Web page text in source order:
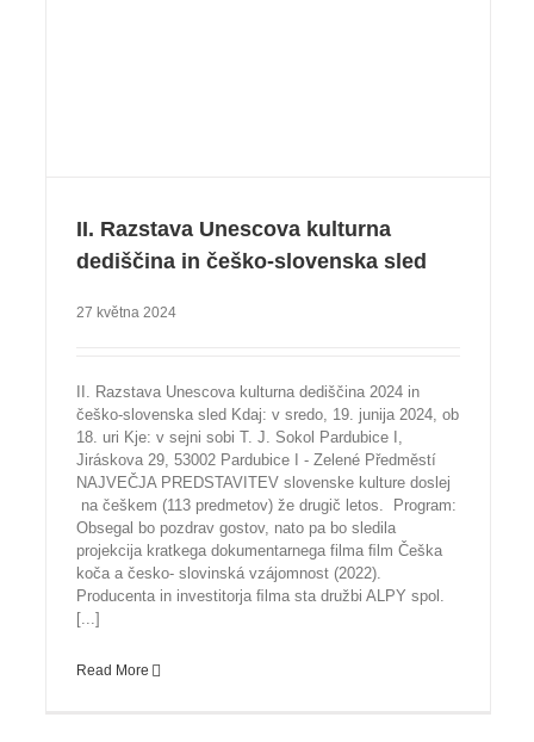
II. Razstava Unescova kulturna
dediščina in češko-slovenska sled
27 května 2024
II. Razstava Unescova kulturna dediščina 2024 in
češko-slovenska sled Kdaj: v sredo, 19. junija 2024, ob
18. uri Kje: v sejni sobi T. J. Sokol Pardubice I,
Jiráskova 29, 53002 Pardubice I - Zelené Předměstí
NAJVEČJA PREDSTAVITEV slovenske kulture doslej
na češkem (113 predmetov) že drugič letos. Program:
Obsegal bo pozdrav gostov, nato pa bo sledila
projekcija kratkega dokumentarnega filma ﬁlm Češka
koča a česko- slovinská vzájomnost (2022).
Producenta in investitorja ﬁlma sta družbi ALPY spol.
[...]
Read More